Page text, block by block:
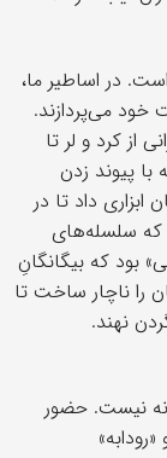
در اساطیر ما،
خود می‌پردازند.
از کرد و لر تا
پیوند زدن
ابزاری داد تا در
که سلسله‌های
بود که بیگانگانِ
را ناچار ساخت تا
نهند.
نیست. حضور